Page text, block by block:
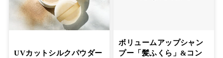
UVカットシルクパウダー
ボリュームアップシャン
プー「髪ふくら」&コン